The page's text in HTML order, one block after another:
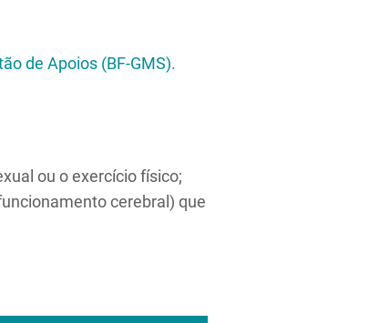
de Apoios (BF-GMS).
ou o exercício físico;
cerebral) que